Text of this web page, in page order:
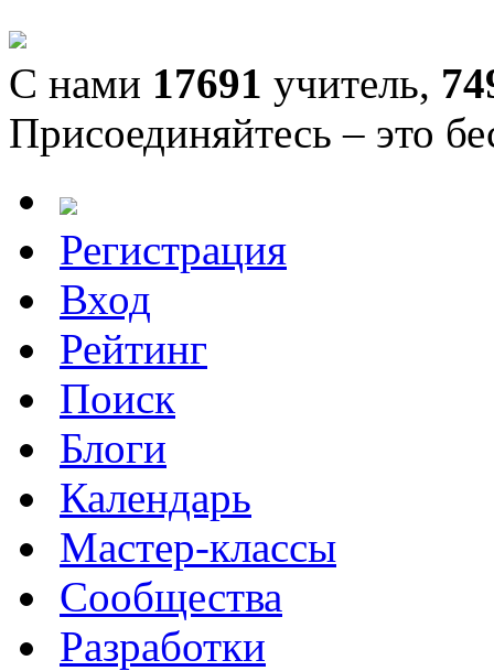
С нами 17691 учитель,
Присоединяйтесь – это
Регистрация
Вход
Рейтинг
Поиск
Блоги
Календарь
Мастер-классы
Сообщества
Разработки